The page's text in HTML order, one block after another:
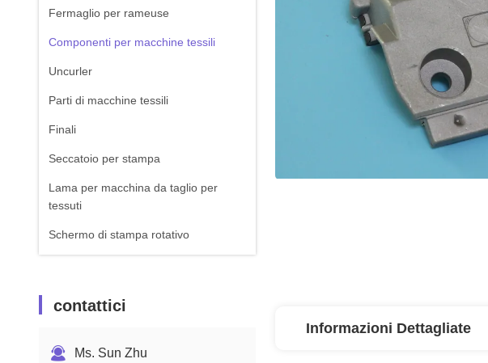
Fermaglio per rameuse
Componenti per macchine tessili
Uncurler
Parti di macchine tessili
Finali
Seccatoio per stampa
Lama per macchina da taglio per
tessuti
Schermo di stampa rotativo
contattici
Ms. Sun Zhu
Informazioni Dettagliate